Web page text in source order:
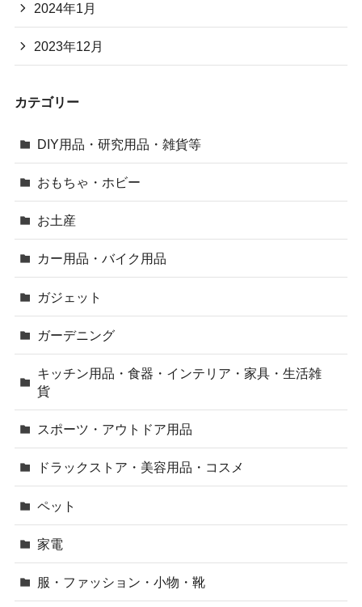
2024年1月
2023年12月
カテゴリー
DIY用品・研究用品・雑貨等
おもちゃ・ホビー
お土産
カー用品・バイク用品
ガジェット
ガーデニング
キッチン用品・食器・インテリア・家具・生活雑
貨
スポーツ・アウトドア用品
ドラックストア・美容用品・コスメ
ペット
家電
服・ファッション・小物・靴